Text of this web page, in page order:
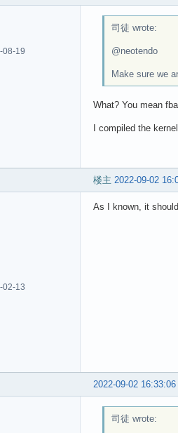
08-19
司徒 wrote:
@neotendo
Make sure we
What? You mean
I compiled the
楼主 2022-09-02
02-13
As I known, it
2022-09-02 16:33:06
司徒 wrote: